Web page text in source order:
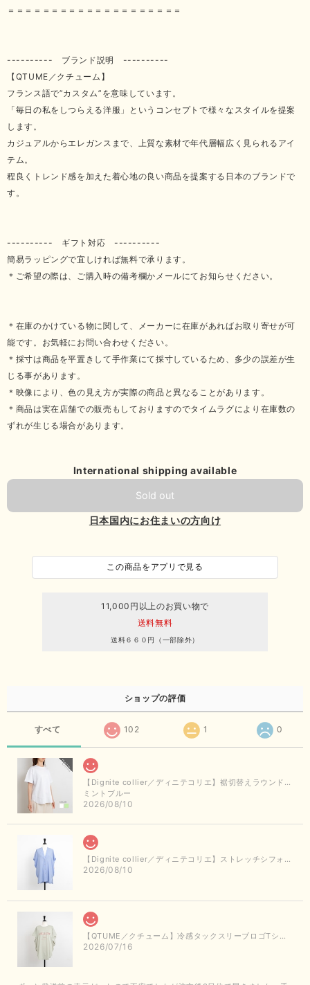
＝＝＝＝＝＝＝＝＝＝＝＝＝＝＝＝＝＝＝＝
---------- ブランド説明 ----------
【QTUME／クチューム】
フランス語で”カスタム”を意味しています。
「毎日の私をしつらえる洋服」というコンセプトで様々なスタイルを提案
します。
カジュアルからエレガンスまで、上質な素材で年代層幅広く見られるアイ
テム。
程良くトレンド感を加えた着心地の良い商品を提案する日本のブランドで
す。
---------- ギフト対応 ----------
簡易ラッピングで宜しければ無料で承ります。
＊ご希望の際は、ご購入時の備考欄かメールにてお知らせください。
＊在庫のかけている物に関して、メーカーに在庫があればお取り寄せが可
能です。お気軽にお問い合わせください。
＊採寸は商品を平置きして手作業にて採寸しているため、多少の誤差が生
じる事があります。
＊映像により、色の見え方が実際の商品と異なることがあります。
＊商品は実在店舗での販売もしておりますのでタイムラグにより在庫数の
ずれが生じる場合があります。
International shipping available
Sold out
日本国内にお住まいの方向け
この商品をアプリで見る
11,000円以上のお買い物で
送料無料
送料６６０円（一部除外）
ショップの評価
すべて 102 1 0
【Dignite collier／ディニテコリエ】裾切替えラウンドヘムTシャツ
ミントブルー
2026/08/10
【Dignite collier／ディニテコリエ】ストレッチシフォンシャツジャケット（サックス）
2026/08/10
【QTUME／クチューム】冷感タックスリーブロゴTシャツ（ライトグレー）
2026/07/16